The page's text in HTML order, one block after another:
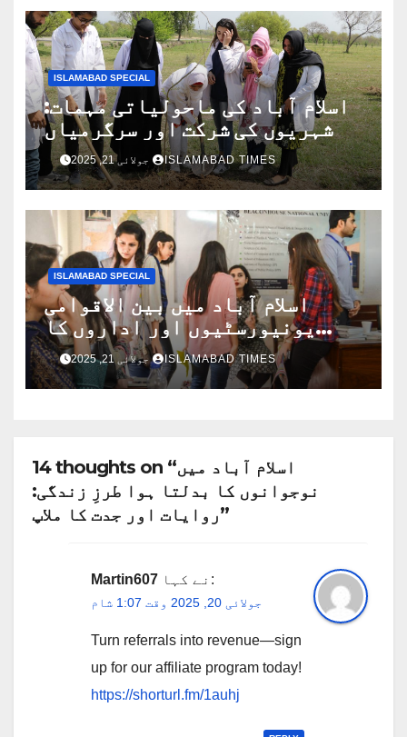
ISLAMABAD SPECIAL
اسلام آباد کی ماحولیاتی مہمات:
شہریوں کی شرکت اور سرگرمیاں
جولائی 21, 2025 ISLAMABAD TIMES
ISLAMABAD SPECIAL
اسلام آباد میں بین الاقوامی
یونیورسٹیوں اور اداروں کا
کردار: عالمی تعلیمی مرکز بننے
کی صلاحیت
جولائی 21, 2025 ISLAMABAD TIMES
14 thoughts on “اسلام آباد میں
نوجوانوں کا بدلتا ہوا طرزِ زندگی:
روایات اور جدت کا ملاپ”
Martin607 نے کہا:
جولائی 20, 2025 وقت 1:07 شام
Turn referrals into revenue—sign
up for our affiliate program today!
https://shorturl.fm/1auhj